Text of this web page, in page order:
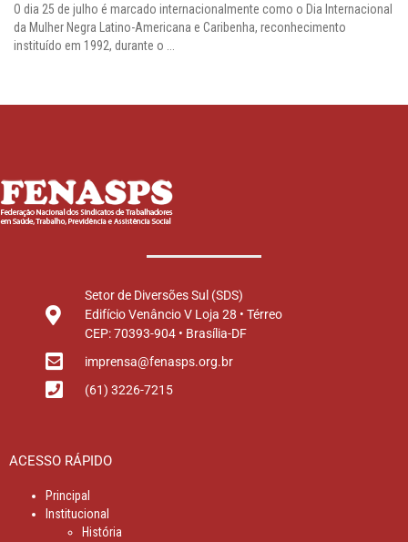
O dia 25 de julho é marcado internacionalmente como o Dia Internacional
da Mulher Negra Latino-Americana e Caribenha, reconhecimento
instituído em 1992, durante o ...
Setor de Diversões Sul (SDS)
Edifício Venâncio V Loja 28 • Térreo
CEP: 70393-904 • Brasília-DF
imprensa@fenasps.org.br
(61) 3226-7215
ACESSO RÁPIDO
Principal
Institucional
História